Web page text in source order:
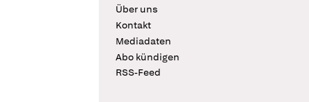
Über uns
Kontakt
Mediadaten
Abo kündigen
RSS-Feed